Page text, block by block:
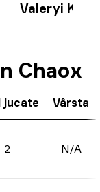
Valeryi Kim
Chaox
jucate Vârsta
2 N/A